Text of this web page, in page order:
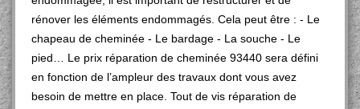
rénover les éléments endommagés. Cela peut être : - Le
chapeau de cheminée - Le bardage - La souche - Le
pied… Le prix réparation de cheminée 93440 sera défini
en fonction de l’ampleur des travaux dont vous avez
besoin de mettre en place. Tout de vis réparation de